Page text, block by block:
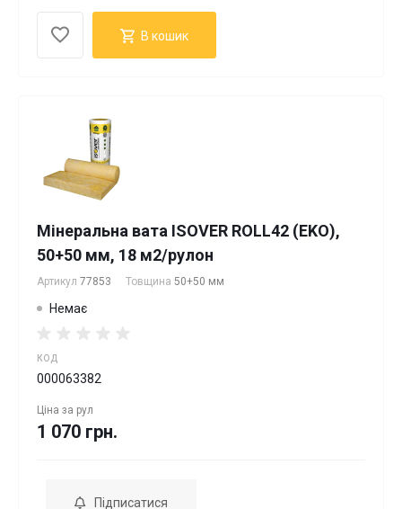
В кошик
Мінеральна вата ISOVER ROLL42 (EKO),
50+50 мм, 18 м2/рулон
Артикул 77853 Товщина 50+50 мм
Немає
КОД
000063382
Ціна за рул
1 070 грн.
Підписатися